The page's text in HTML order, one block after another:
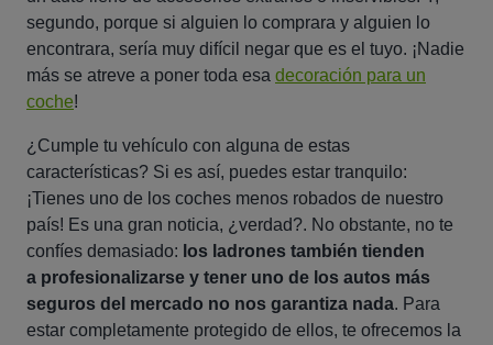
segundo, porque si alguien lo comprara y alguien lo
encontrara, sería muy difícil negar que es el tuyo. ¡Nadie
más se atreve a poner toda esa decoración para un
coche!
¿Cumple tu vehículo con alguna de estas
características? Si es así, puedes estar tranquilo:
¡Tienes uno de los coches menos robados de nuestro
país! Es una gran noticia, ¿verdad?. No obstante, no te
confíes demasiado: los ladrones también tienden
a profesionalizarse y tener uno de los autos más
seguros del mercado no nos garantiza nada. Para
estar completamente protegido de ellos, te ofrecemos la